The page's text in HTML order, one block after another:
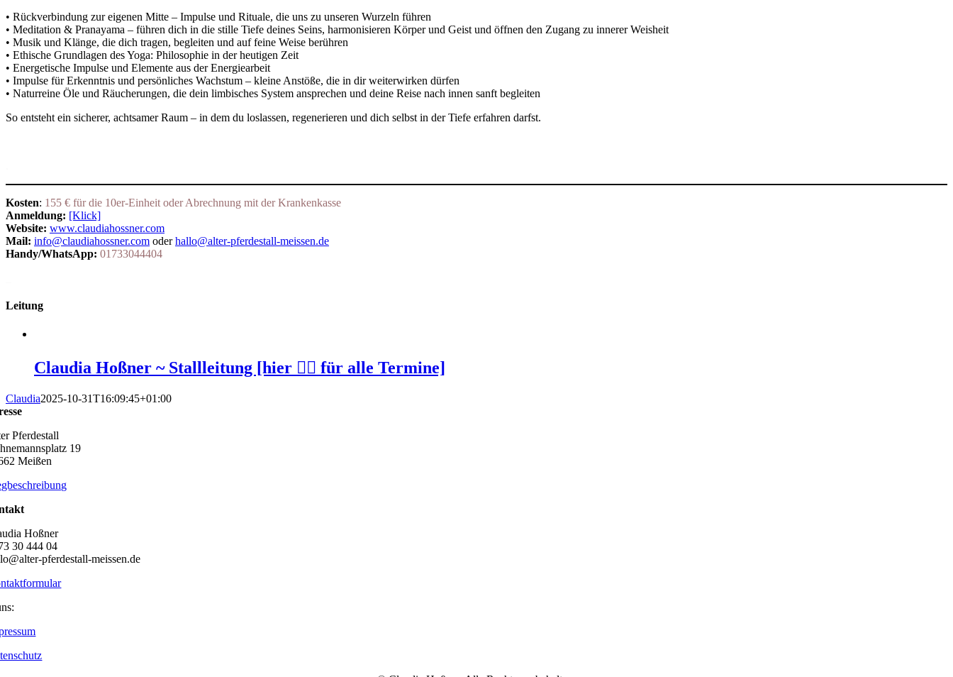
• Rückverbindung zur eigenen Mitte – Impulse und Rituale, die uns zu unseren Wurzeln führen
• Meditation & Pranayama – führen dich in die stille Tiefe deines Seins, harmonisieren Körper und Geist und öffnen den Zugang zu innerer Weisheit
• Musik und Klänge, die dich tragen, begleiten und auf feine Weise berühren
• Ethische Grundlagen des Yoga: Philosophie in der heutigen Zeit
• Energetische Impulse und Elemente aus der Energiearbeit
• Impulse für Erkenntnis und persönliches Wachstum – kleine Anstöße, die in dir weiterwirken dürfen
• Naturreine Öle und Räucherungen, die dein limbisches System ansprechen und deine Reise nach innen sanft begleiten
So entsteht ein sicherer, achtsamer Raum – in dem du loslassen, regenerieren und dich selbst in der Tiefe erfahren darfst.
Kosten: 155 € für die 10er-Einheit oder Abrechnung mit der Krankenkasse
Anmeldung: [Klick]
Website: www.claudiahossner.com
Mail: info@claudiahossner.com oderhallo@alter-pferdestall-meissen.de
Handy/WhatsApp: 01733044404
Leitung
Claudia Hoßner ~ Stallleitung [hier 👆🏻 für alle Termine]
Claudia2025-10-31T16:09:45+01:00
Pferdestall
19
Meißen
Hoßner
30 444 04
pferdestall-meissen.de